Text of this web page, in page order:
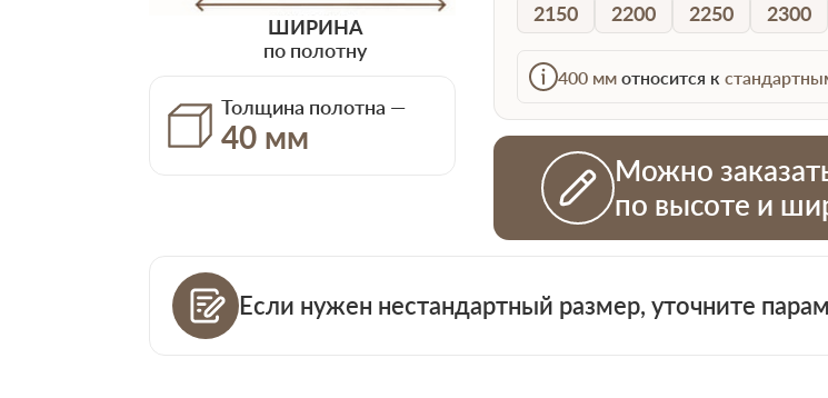
ШИРИНА
по полотну
Толщина полотна —
40 мм
2150
2200 2250 2300
400 мм относится к
Можно
по высоте и
Если нужен нестандартный размер, уточните